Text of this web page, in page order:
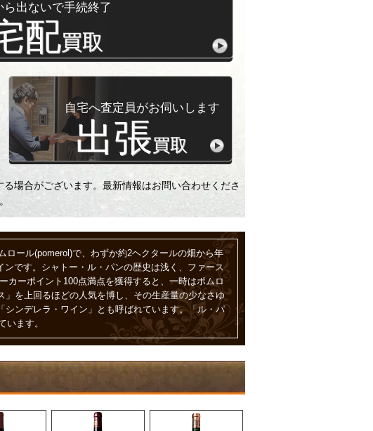
ら出ないで手続終了
配買取
自宅へ査定員がお伺いします
出張買取
場合がございます。最新情報はお問い合わせくださ
ロール(pomerol)で、わずか約2ヘクタールの畑から年
です。シャトー・ル・パンの歴史は浅く、ファース
カーポイント100点満点を獲得すると、一時はポムロ
を上回るほどの人気を博し、その生産量の少なさゆ
ンデレラ・ワイン」とも呼ばれています。「ル・パ
います。